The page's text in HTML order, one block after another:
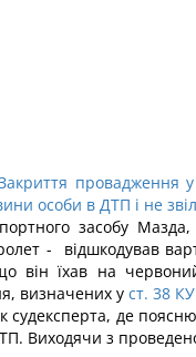
провадження
особи в ДТП і не
засобу
- відшкодував
він їхав на
визначених у ст. 38
судексперта, де
Виходячи з